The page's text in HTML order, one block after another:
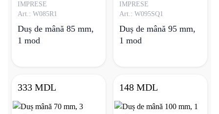
IMPRESE
Art.: W085R1
Duș de mână 85 mm,
1 mod
IMPRESE
Art.: W095SQ1
Duș de mână 95 mm,
1 mod
333 MDL 148 MDL